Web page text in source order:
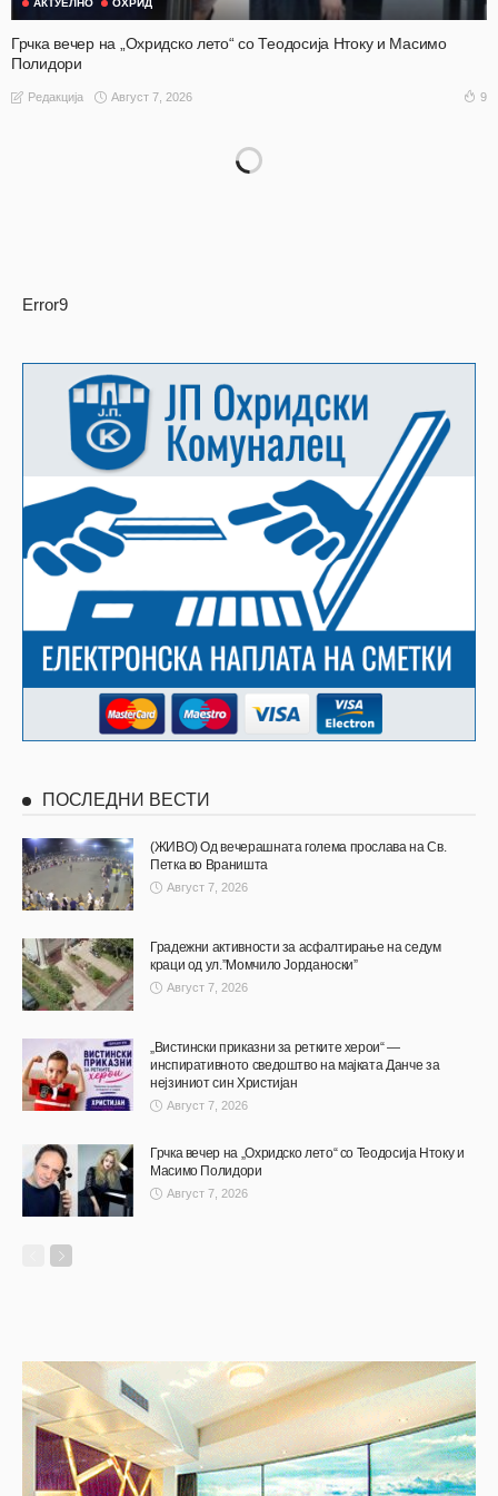
АКТУЕЛНО ОХРИД
Грчка вечер на „Охридско лето“ со Теодосија Нтоку и Масимо
Полидори
Редакција Август 7, 2026 9
Error9
ПОСЛЕДНИ ВЕСТИ
(ЖИВО) Од вечерашната голема прослава на Св.
Петка во Враништа
Август 7, 2026
Градежни активности за асфалтирање на седум
краци од ул.”Момчило Јорданоски”
Август 7, 2026
„Вистински приказни за ретките херои“ —
инспиративното сведоштво на мајката Данче за
нејзиниот син Христијан
Август 7, 2026
Грчка вечер на „Охридско лето“ со Теодосија Нтоку и
Масимо Полидори
Август 7, 2026